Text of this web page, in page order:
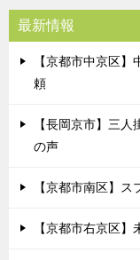
最新情報
【京都市中京区
頼
【長岡京市】三
の声
【京都市南区】
【京都市右京区